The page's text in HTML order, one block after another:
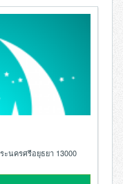
ะนครศรีอยุธยา 13000